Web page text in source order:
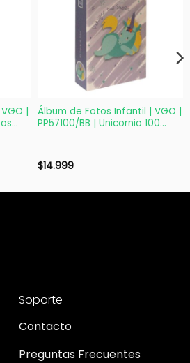
|
Álbum de Fotos Infantil | VGO |
PP57100/BB | Unicornio 100
$14.999
Soporte
Contacto
Preguntas Frecuentes